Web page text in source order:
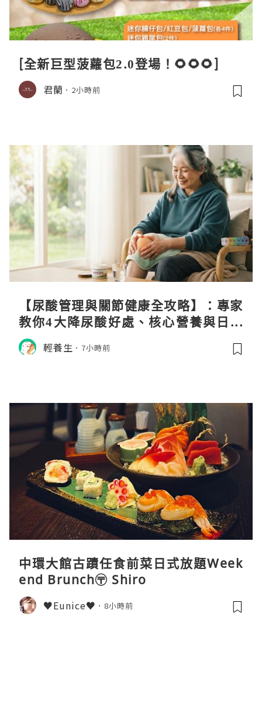
[全新巨型菠蘿包2.0登場！🌻🌻🌻]
君蘭 2小時前
【尿酸管理與關節健康全攻略】：專家
教你4大降尿酸好處、核心營養與日常
飲食調理秘訣
輕養生 7小時前
中環大館古蹟任食前菜日式放題Week
end Brunch〶 Shiro
♥Eunice♥ 8小時前